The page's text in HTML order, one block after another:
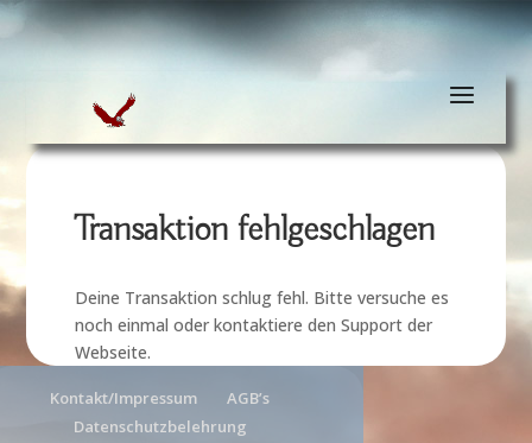
Transaktion fehlgeschlagen
Deine Transaktion schlug fehl. Bitte versuche es
noch einmal oder kontaktiere den Support der
Webseite.
Kontakt/Impressum
AGB’s
Datenschutzbelehrung